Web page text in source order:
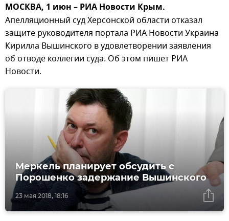
МОСКВА, 1 июн – РИА Новости Крым.
Апелляционный суд Херсонской области отказал
защите руководителя портала РИА Новости Украина
Кирилла Вышинского в удовлетворении заявления
об отводе коллегии суда. Об этом пишет РИА
Новости.
23 мая 2018, 18:16
Меркель планирует обсудить с
Порошенко задержание Вышинского